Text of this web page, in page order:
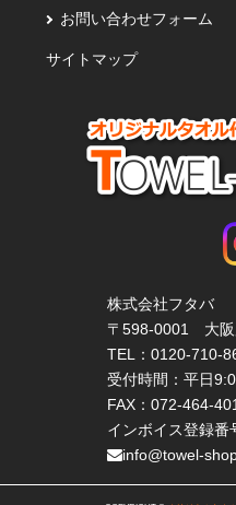
お問い合わせフォーム
サイトマップ
株式会社フタバ
〒598-0001 大阪
TEL： 0120-710-
受付時間：平日
FAX：072-464-
インボイス登録
info@towel-